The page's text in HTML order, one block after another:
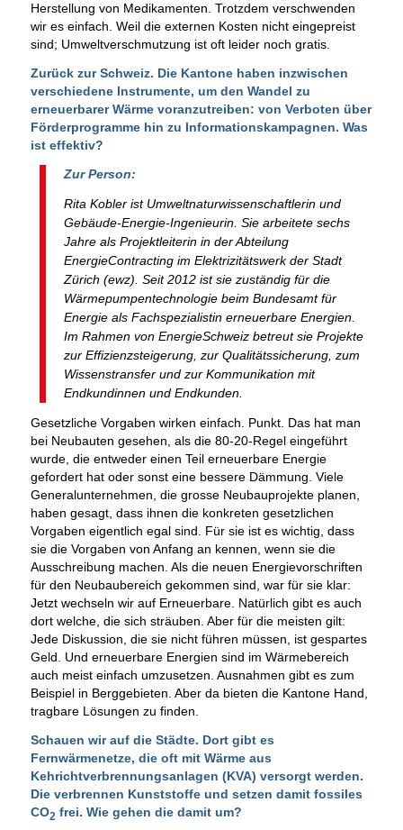
Herstellung von Medikamenten. Trotzdem verschwenden
wir es einfach. Weil die externen Kosten nicht eingepreist
sind; Umweltverschmutzung ist oft leider noch gratis.
Zurück zur Schweiz. Die Kantone haben inzwischen
verschiedene Instrumente, um den Wandel zu
erneuerbarer Wärme voranzutreiben: von Verboten über
Förderprogramme hin zu Informationskampagnen. Was
ist effektiv?
Zur Person:
Rita Kobler ist Umweltnaturwissenschaftlerin und
Gebäude-Energie-Ingenieurin. Sie arbeitete sechs
Jahre als Projektleiterin in der Abteilung
EnergieContracting im Elektrizitätswerk der Stadt
Zürich (ewz). Seit 2012 ist sie zuständig für die
Wärmepumpentechnologie beim Bundesamt für
Energie als Fachspezialistin erneuerbare Energien.
Im Rahmen von EnergieSchweiz betreut sie Projekte
zur Effizienzsteigerung, zur Qualitätssicherung, zum
Wissenstransfer und zur Kommunikation mit
Endkundinnen und Endkunden.
Gesetzliche Vorgaben wirken einfach. Punkt. Das hat man
bei Neubauten gesehen, als die 80-20-Regel eingeführt
wurde, die entweder einen Teil erneuerbare Energie
gefordert hat oder sonst eine bessere Dämmung. Viele
Generalunternehmen, die grosse Neubauprojekte planen,
haben gesagt, dass ihnen die konkreten gesetzlichen
Vorgaben eigentlich egal sind. Für sie ist es wichtig, dass
sie die Vorgaben von Anfang an kennen, wenn sie die
Ausschreibung machen. Als die neuen Energievorschriften
für den Neubaubereich gekommen sind, war für sie klar:
Jetzt wechseln wir auf Erneuerbare. Natürlich gibt es auch
dort welche, die sich sträuben. Aber für die meisten gilt:
Jede Diskussion, die sie nicht führen müssen, ist gespartes
Geld. Und erneuerbare Energien sind im Wärmebereich
auch meist einfach umzusetzen. Ausnahmen gibt es zum
Beispiel in Berggebieten. Aber da bieten die Kantone Hand,
tragbare Lösungen zu finden.
Schauen wir auf die Städte. Dort gibt es
Fernwärmenetze, die oft mit Wärme aus
Kehrichtverbrennungsanlagen (KVA) versorgt werden.
Die verbrennen Kunststoffe und setzen damit fossiles
CO2 frei. Wie gehen die damit um?